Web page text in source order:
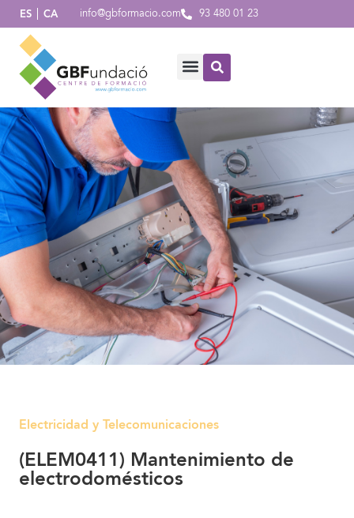
ES CA info@gbformacio.com 93 480 01 23
Electricidad y Telecomunicaciones
(ELEM0411) Mantenimiento de
electrodomésticos